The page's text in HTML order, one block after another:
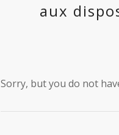
aux
Sorry, but you do not